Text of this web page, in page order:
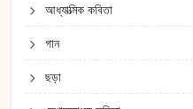
আধ্যাত্মিক কবিতা
গান
ছড়া